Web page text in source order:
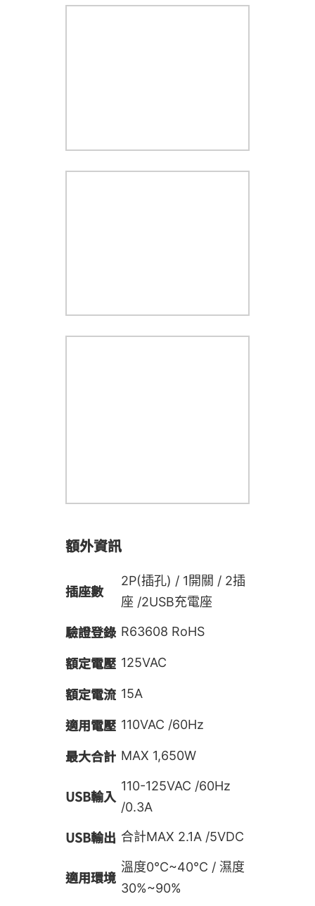
額外資訊
插座數
2P(插孔) / 1開關 / 2插
座 /2USB充電座
驗證登錄 R63608 RoHS
額定電壓 125VAC
額定電流 15A
適用電壓 110VAC /60Hz
最大合計 MAX 1,650W
USB輸入
110-125VAC /60Hz
/0.3A
USB輸出 合計MAX 2.1A /5VDC
適用環境
溫度0℃~40℃ / 濕度
30%~90%